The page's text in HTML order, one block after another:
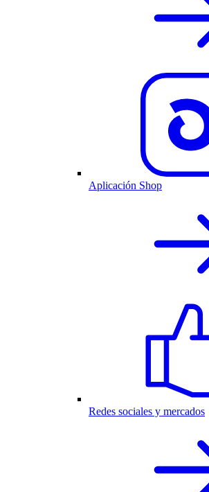
Aplicación Shop
Redes sociales y mercados